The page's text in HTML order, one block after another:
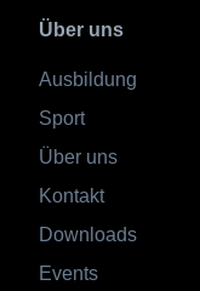
Über uns
Ausbildung
Sport
Über uns
Kontakt
Downloads
Events